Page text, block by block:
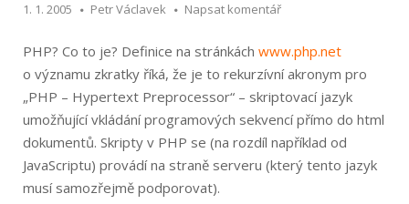
1. 1. 2005 Petr Václavek Napsat komentář
PHP? Co to je? Definice na stránkách www.php.net
o významu zkratky říká, že je to rekurzívní akronym pro
„PHP – Hypertext Preprocessor“ – skriptovací jazyk
umožňující vkládání programových sekvencí přímo do html
dokumentů. Skripty v PHP se (na rozdíl například od
JavaScriptu) provádí na straně serveru (který tento jazyk
musí samozřejmě podporovat).